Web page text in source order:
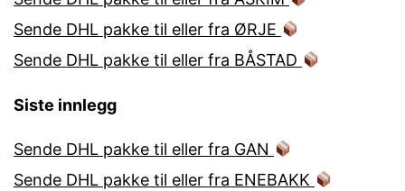
Sende DHL pakke til eller fra ØRJE
Sende DHL pakke til eller fra BÅSTAD
Siste innlegg
Sende DHL pakke til eller fra GAN
Sende DHL pakke til eller fra ENEBAKK